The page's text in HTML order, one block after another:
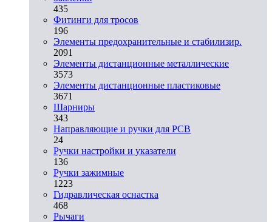
435
Фитинги для тросов
196
Элементы предохранительные и стабилизир.
2091
Элементы дистанционные металлические
3573
Элементы дистанционные пластиковые
3671
Шарниры
343
Направляющие и ручки для PCB
24
Ручки настройки и указатели
136
Ручки зажимные
1223
Гидравлическая оснастка
468
Рычаги